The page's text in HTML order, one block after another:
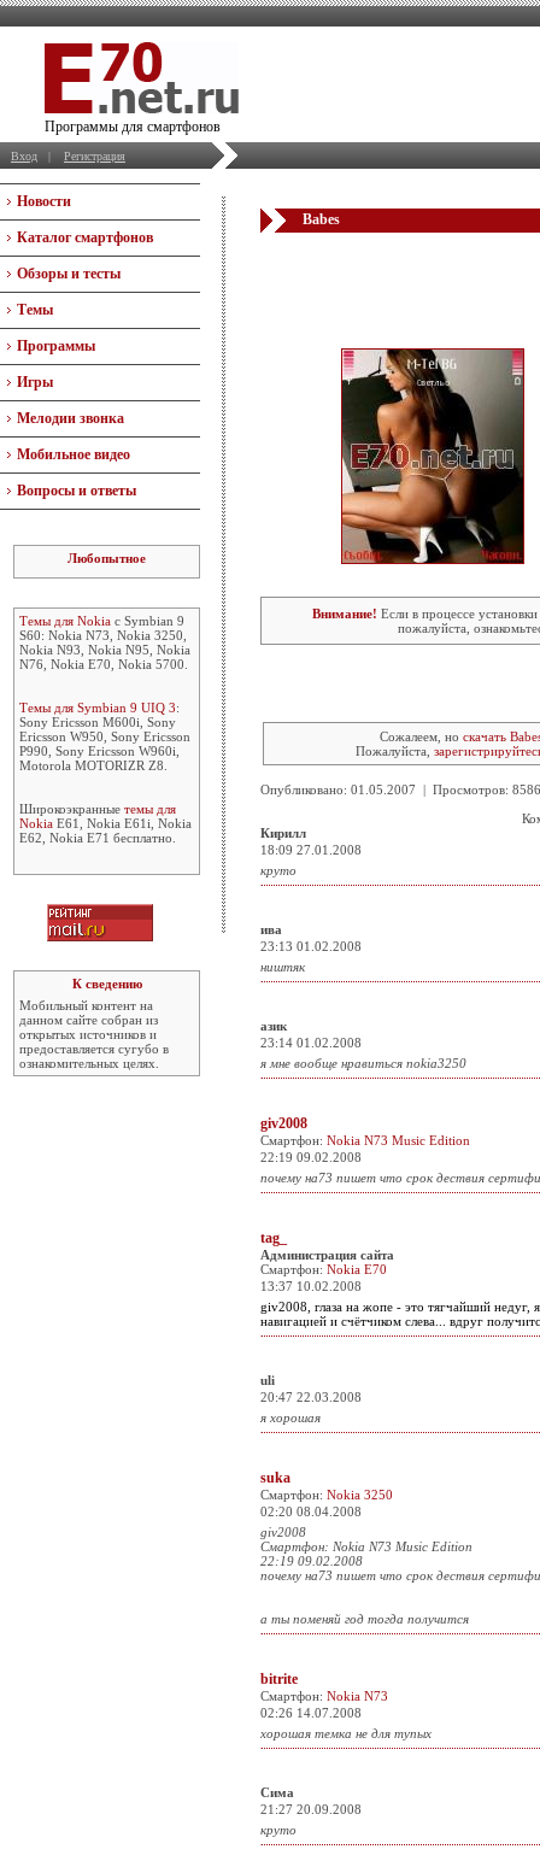
Программы для смартфонов
Вход | Регистрация
Новости
Каталог смартфонов
Обзоры и тесты
Темы
Программы
Игры
Мелодии звонка
Мобильное видео
Вопросы и ответы
Любопытное
Темы для Nokia с Symbian 9
S60: Nokia N73, Nokia 3250,
Nokia N93, Nokia N95, Nokia
N76, Nokia E70, Nokia 5700.
Темы для Symbian 9 UIQ 3:
Sony Ericsson M600i, Sony
Ericsson W950, Sony Ericsson
P990, Sony Ericsson W960i,
Motorola MOTORIZR Z8.
Широкоэкранные темы для
Nokia E61, Nokia E61i, Nokia
E62, Nokia E71 бесплатно.
К сведению
Мобильный контент на
данном сайте собран из
открытых источников и
предоставляется сугубо в
ознакомительных целях.
Babes
Внимание! Если в процессе
пожалуйста,
Сожалеем, но скачать
Пожалуйста,
Опубликовано: 01.05.2007 | Просмотров:
Кирилл
18:09 27.01.2008
круто
ива
23:13 01.02.2008
ништяк
азик
23:14 01.02.2008
я мне вообще нравиться nokia3250
giv2008
Смартфон: Nokia N73 Music Edition
22:19 09.02.2008
почему на73 пишет что срок дествия
tag_
Администрация сайта
Смартфон: Nokia E70
13:37 10.02.2008
giv2008, глаза на жопе - это тягчайший
навигацией и счётчиком слева... вдруг
uli
20:47 22.03.2008
я хорошая
suka
Смартфон: Nokia 3250
02:20 08.04.2008
giv2008
Смартфон: Nokia N73 Music Edition
22:19 09.02.2008
почему на73 пишет что срок дествия
а ты поменяй год тогда получится
bitrite
Смартфон: Nokia N73
02:26 14.07.2008
хорошая темка не для тупых
Сима
21:27 20.09.2008
круто